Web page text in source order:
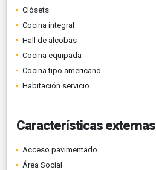
Clósets
Cocina integral
Hall de alcobas
Cocina equipada
Cocina tipo americano
Habitación servicio
Características externas
Acceso pavimentado
Área Social